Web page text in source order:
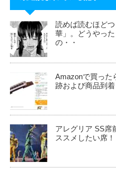
読めば読むほど
華」。どうやっ
の・・
Amazonで買った
跡および商品到
アレグリア SS席
ススメしたい席！